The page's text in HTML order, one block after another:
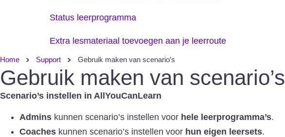
Status leerprogramma
Extra lesmateriaal toevoegen aan je leerroute
Home Support Gebruik maken van scenario’s
Gebruik maken van scenario’s
Scenario’s instellen in AllYouCanLearn
Admins kunnen scenario’s instellen voor hele leerprogramma’s.
Coaches kunnen scenario’s instellen voor hun eigen leersets.